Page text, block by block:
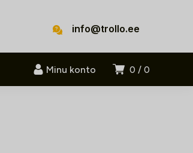
info@trollo.ee
0 0
Minu konto